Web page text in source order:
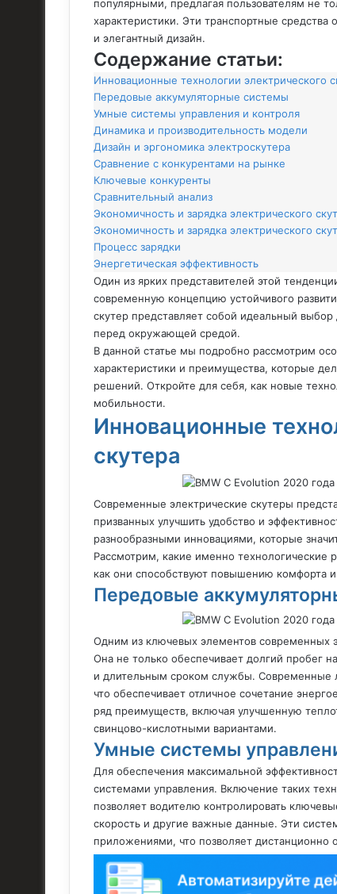
популярными, предлагая пользователям не
характеристики. Эти транспортные
и элегантный дизайн.
Содержание статьи:
Инновационные технологии электрического
Передовые аккумуляторные системы
Умные системы управления и контроля
Динамика и производительность модели
Дизайн и эргономика электроскутера
Сравнение с конкурентами на рынке
Ключевые конкуренты
Сравнительный анализ
Экономичность и зарядка электрического
Экономичность и зарядка электрического
Процесс зарядки
Энергетическая эффективность
Один из ярких представителей этой
современную концепцию устойчивого
скутер представляет собой идеальный выбор
перед окружающей средой.
В данной статье мы подробно рассмотрим
характеристики и преимущества, которые
решений. Откройте для себя, как новые
мобильности.
Инновационные
скутера
Современные электрические скутеры
призванных улучшить удобство и
разнообразными инновациями, которые
Рассмотрим, какие именно
как они способствуют повышению комфорта и
Передовые
Одним из ключевых элементов современных
Она не только обеспечивает долгий пробег
и длительным сроком службы. Современные
что обеспечивает отличное сочетание
ряд преимуществ, включая улучшенную
свинцово-кислотными вариантами.
Умные системы
Для обеспечения максимальной
системами управления. Включение таких
позволяет водителю контролировать
скорость и другие важные данные. Эти
приложениями, что позволяет дистанционно